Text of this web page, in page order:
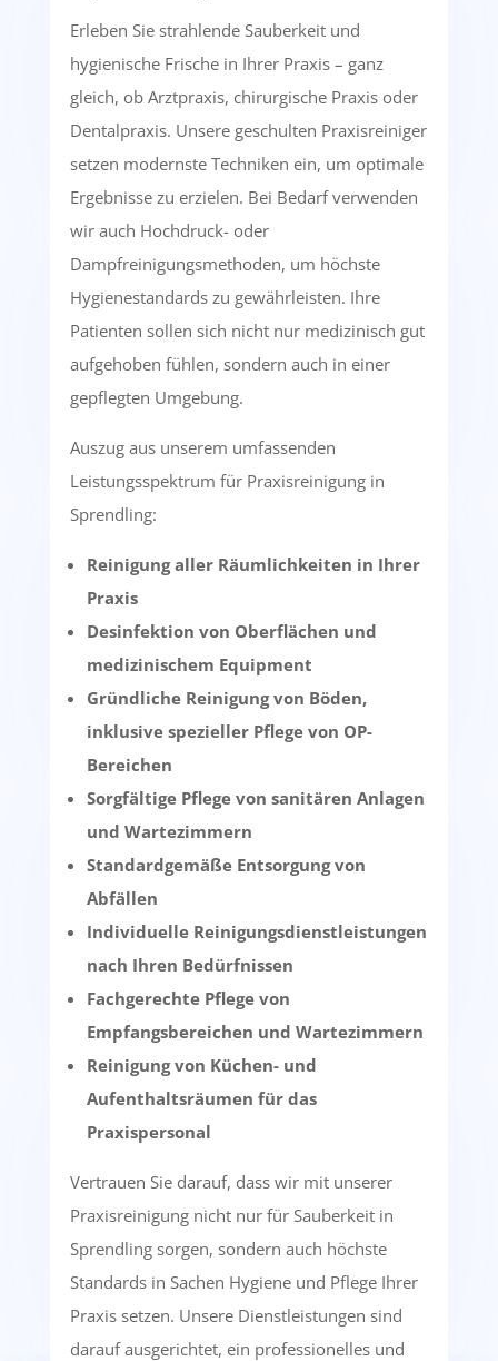
Erleben Sie strahlende Sauberkeit und
hygienische Frische in Ihrer Praxis – ganz
gleich, ob Arztpraxis, chirurgische Praxis oder
Dentalpraxis. Unsere geschulten Praxisreiniger
setzen modernste Techniken ein, um optimale
Ergebnisse zu erzielen. Bei Bedarf verwenden
wir auch Hochdruck- oder
Dampfreinigungsmethoden, um höchste
Hygienestandards zu gewährleisten. Ihre
Patienten sollen sich nicht nur medizinisch gut
aufgehoben fühlen, sondern auch in einer
gepflegten Umgebung.
Auszug aus unserem umfassenden
Leistungsspektrum für Praxisreinigung in
Sprendling:
Reinigung aller Räumlichkeiten in Ihrer
Praxis
Desinfektion von Oberflächen und
medizinischem Equipment
Gründliche Reinigung von Böden,
inklusive spezieller Pflege von OP-
Bereichen
Sorgfältige Pflege von sanitären Anlagen
und Wartezimmern
Standardgemäße Entsorgung von
Abfällen
Individuelle Reinigungsdienstleistungen
nach Ihren Bedürfnissen
Fachgerechte Pflege von
Empfangsbereichen und Wartezimmern
Reinigung von Küchen- und
Aufenthaltsräumen für das
Praxispersonal
Vertrauen Sie darauf, dass wir mit unserer
Praxisreinigung nicht nur für Sauberkeit in
Sprendling sorgen, sondern auch höchste
Standards in Sachen Hygiene und Pflege Ihrer
Praxis setzen. Unsere Dienstleistungen sind
darauf ausgerichtet, ein professionelles und